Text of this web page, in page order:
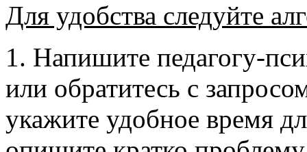
Для удобства следуйте
1. Напишите педагогу-
или обратитесь с
укажите удобное время